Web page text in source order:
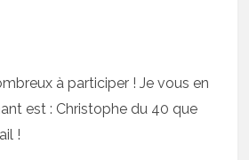
à participer ! Je vous en
est : Christophe du 40 que
!